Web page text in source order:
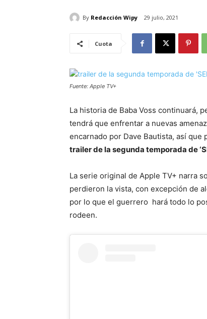
By Redacción Wipy 29 julio, 2021
Cuota
Fuente: Apple TV+
La historia de Baba Voss continuará,
tendrá que enfrentar a nuevas
encarnado por Dave Bautista, así
trailer de la segunda temporada de
La serie original de Apple TV+ narra
perdieron la vista, con excepción de
por lo que el guerrero hará todo lo
rodeen.